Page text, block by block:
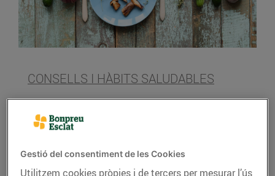
CONSELLS I HÀBITS SALUDABLES
Les propietats dels
bolets
Gestió del consentiment de les Cookies
Utilitzem cookies pròpies i de tercers per mesurar l’ús